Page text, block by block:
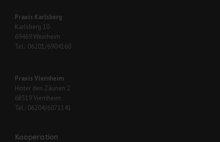
Praxis Karlsberg
Karlsberg 10
69469 Weinheim
Tel.: 06201/6904160
Praxis Viernheim
Hinter den Zäunen 2
68519 Viernheim
Tel.: 06204/6071141
Kooperation